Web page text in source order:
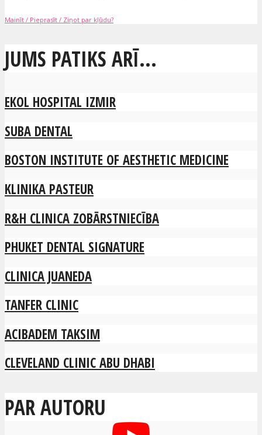
Mainīt / Pieprasīt / Ziņot par kļūdu?
JUMS PATIKS ARĪ...
EKOL HOSPITAL IZMIR
SUBA DENTAL
BOSTON INSTITUTE OF AESTHETIC MEDICINE
KLINIKA PASTEUR
R&H CLINICA ZOBĀRSTNIECĪBA
PHUKET DENTAL SIGNATURE
CLINICA JUANEDA
TANFER CLINIC
ACIBADEM TAKSIM
CLEVELAND CLINIC ABU DHABI
PAR AUTORU